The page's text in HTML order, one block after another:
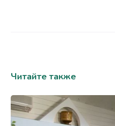
Читайте также